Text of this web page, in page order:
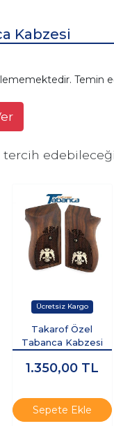
Kabzesi
Temin
tercih
Takarof Özel
Tabanca Kabzesi
1.350,00 TL
Sepete Ekle